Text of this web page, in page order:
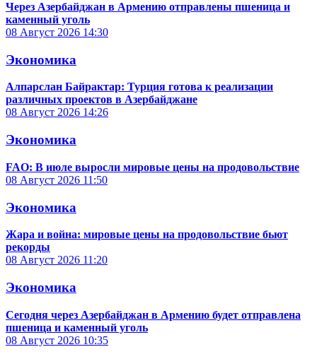
Через Азербайджан в Армению отправлены пшеница и
каменный уголь
08 Август 2026 14:30
Экономика
Алпарслан Байрактар: Турция готова к реализации
различных проектов в Азербайджане
08 Август 2026 14:26
Экономика
FAO: В июле выросли мировые цены на продовольствие
08 Август 2026 11:50
Экономика
Жара и война: мировые цены на продовольствие бьют
рекорды
08 Август 2026 11:20
Экономика
Сегодня через Азербайджан в Армению будет отправлена
пшеница и каменный уголь
08 Август 2026 10:35